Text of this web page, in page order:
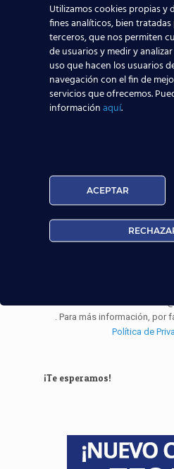
Provincia:
Acepto laPolítica
EUROCOLLEGE OXFORD
. Para más información, por
Política de
¡Te esperamos!
Utilizamos cookies propias y
fines analíticos, bien
terceros, que nos permiten
de usuarios y medir y
uso que hacen los usuarios
navegación con el fin de
servicios que ofrecemos.
informaciónaquí.
ACEPTAR